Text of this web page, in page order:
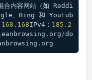
合内容网站（如 Reddi
、Bing 和 Youtub
.168IPv4： 185.2
/do